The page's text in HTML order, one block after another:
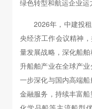
绿色转型和航运企业运
2026年，中建投
央经济工作会议精神
量发展战略，深化船
升船舶产业在全球产
一步深化与国内高端
金融服务，持续丰富船